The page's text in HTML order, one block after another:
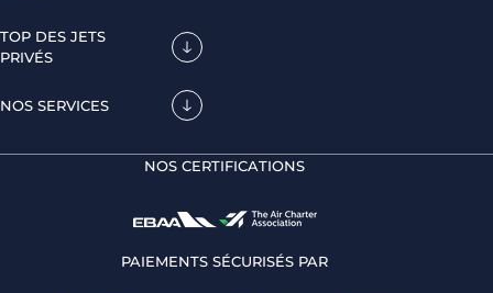
TOP DES JETS
PRIVÉS
NOS SERVICES
NOS CERTIFICATIONS
PAIEMENTS SÉCURISÉS PAR